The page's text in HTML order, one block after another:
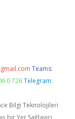
Teams:
0 726 Telegram:
Bilgi Teknolojileri
bir Yer Sağlayıcı